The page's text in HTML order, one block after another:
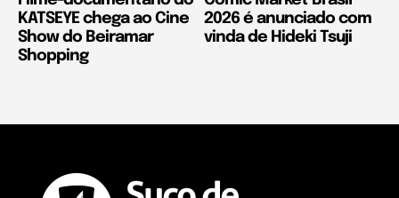
KATSEYE chega ao Cine
Show do Beiramar
Shopping
2026 é anunciado com
vinda de Hideki Tsuji